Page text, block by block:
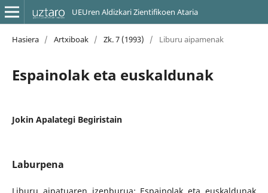
UEUren Aldizkari Zientifikoen Ataria
Hasiera / Artxiboak / Zk. 7 (1993) / Liburu aipamenak
Espainolak eta euskaldunak
Jokin Apalategi Begiristain
Laburpena